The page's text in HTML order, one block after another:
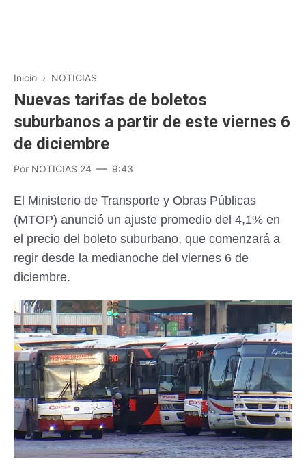
Inicio › NOTICIAS
Nuevas tarifas de boletos
suburbanos a partir de este viernes 6
de diciembre
Por NOTICIAS 24 9:43
El Ministerio de Transporte y Obras Públicas
(MTOP) anunció un ajuste promedio del 4,1% en
el precio del boleto suburbano, que comenzará a
regir desde la medianoche del viernes 6 de
diciembre.